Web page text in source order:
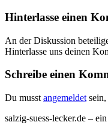
Hinterlasse einen
An der Diskussion
Hinterlasse uns deinen
Schreibe einen
Du musst angemeldet
salzig-suess-lecker.de –